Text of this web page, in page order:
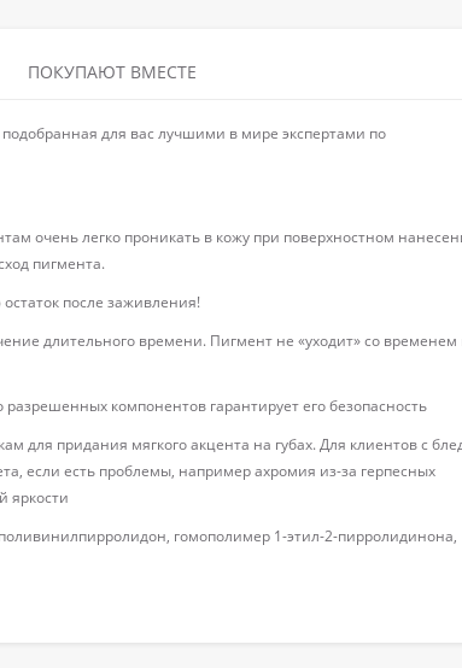
ПОКУПАЮТ ВМЕСТЕ
подобранная для вас лучшими в мире экспертами по
очень легко проникать в кожу при поверхностном
пигмента.
после заживления!
длительного времени. Пигмент не «уходит» со временем
компонентов гарантирует его безопасность
придания мягкого акцента на губах. Для клиентов с
если есть проблемы, например ахромия из-за герпесных
яркости
гомополимер 1-этил-2-пирролидинона,